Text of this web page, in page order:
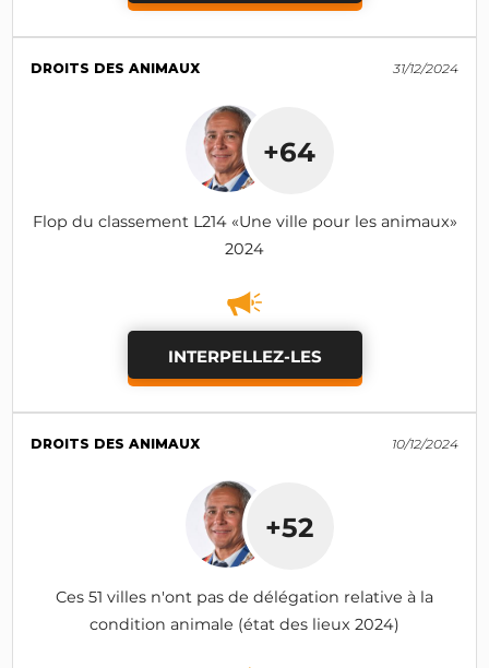
DROITS DES ANIMAUX 31/12/2024
+64
Flop du classement L214 «Une ville pour les animaux»
2024
INTERPELLEZ-LES
DROITS DES ANIMAUX 10/12/2024
+52
Ces 51 villes n'ont pas de délégation relative à la
condition animale (état des lieux 2024)